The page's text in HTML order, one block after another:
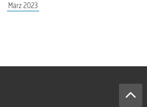
März 2023